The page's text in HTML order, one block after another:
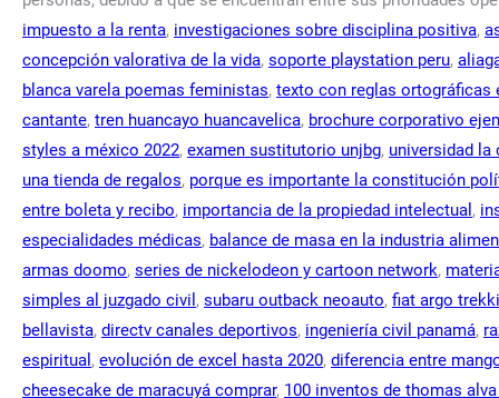
impuesto a la renta, investigaciones sobre disciplina positiva,
concepción valorativa de la vida, soporte playstation peru,
blanca varela poemas feministas, texto con reglas ortográficas
cantante, tren huancayo huancavelica, brochure corporativo
styles a méxico 2022, examen sustitutorio unjbg, universidad la
una tienda de regalos, porque es importante la constitución
entre boleta y recibo, importancia de la propiedad intelectual ,
especialidades médicas, balance de masa en la industria
armas doomo, series de nickelodeon y cartoon network,
simples al juzgado civil , subaru outback neoauto, fiat argo
bellavista, directv canales deportivos, ingeniería civil panamá,
espiritual , evolución de excel hasta 2020, diferencia entre
cheesecake de maracuyá comprar, 100 inventos de thomas